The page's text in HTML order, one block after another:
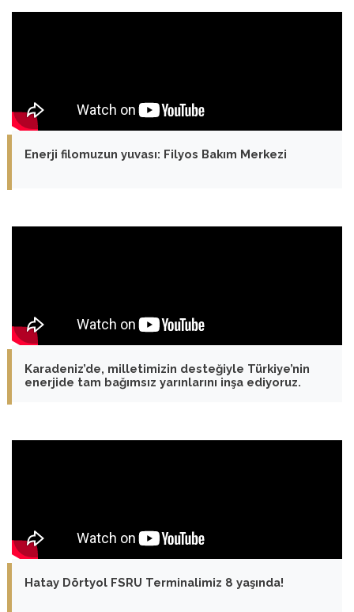
Enerji filomuzun yuvası: Filyos Bakım Merkezi
Karadeniz’de, milletimizin desteğiyle Türkiye’nin
enerjide tam bağımsız yarınlarını inşa ediyoruz.
Hatay Dörtyol FSRU Terminalimiz 8 yaşında!